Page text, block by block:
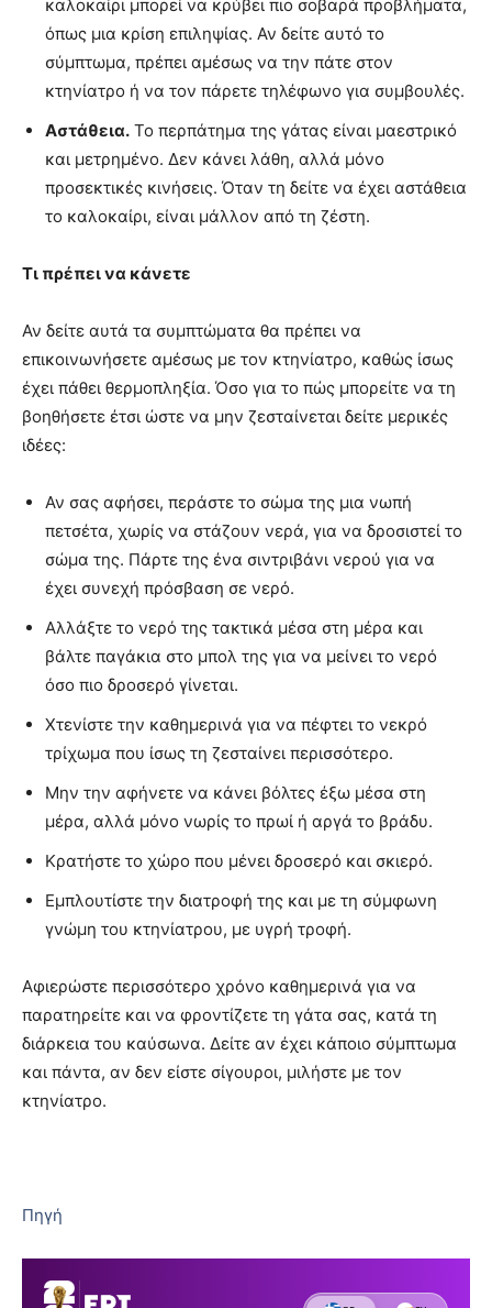
καλοκαίρι μπορεί να κρύβει πιο σοβαρά προβλήματα,
όπως μια κρίση επιληψίας. Αν δείτε αυτό το
σύμπτωμα, πρέπει αμέσως να την πάτε στον
κτηνίατρο ή να τον πάρετε τηλέφωνο για συμβουλές.
Αστάθεια. Το περπάτημα της γάτας είναι μαεστρικό
και μετρημένο. Δεν κάνει λάθη, αλλά μόνο
προσεκτικές κινήσεις. Όταν τη δείτε να έχει αστάθεια
το καλοκαίρι, είναι μάλλον από τη ζέστη.
Τι πρέπει να κάνετε
Αν δείτε αυτά τα συμπτώματα θα πρέπει να
επικοινωνήσετε αμέσως με τον κτηνίατρο, καθώς ίσως
έχει πάθει θερμοπληξία. Όσο για το πώς μπορείτε να τη
βοηθήσετε έτσι ώστε να μην ζεσταίνεται δείτε μερικές
ιδέες:
Αν σας αφήσει, περάστε το σώμα της μια νωπή
πετσέτα, χωρίς να στάζουν νερά, για να δροσιστεί το
σώμα της. Πάρτε της ένα σιντριβάνι νερού για να
έχει συνεχή πρόσβαση σε νερό.
Αλλάξτε το νερό της τακτικά μέσα στη μέρα και
βάλτε παγάκια στο μπολ της για να μείνει το νερό
όσο πιο δροσερό γίνεται.
Χτενίστε την καθημερινά για να πέφτει το νεκρό
τρίχωμα που ίσως τη ζεσταίνει περισσότερο.
Μην την αφήνετε να κάνει βόλτες έξω μέσα στη
μέρα, αλλά μόνο νωρίς το πρωί ή αργά το βράδυ.
Κρατήστε το χώρο που μένει δροσερό και σκιερό.
Εμπλουτίστε την διατροφή της και με τη σύμφωνη
γνώμη του κτηνίατρου, με υγρή τροφή.
Αφιερώστε περισσότερο χρόνο καθημερινά για να
παρατηρείτε και να φροντίζετε τη γάτα σας, κατά τη
διάρκεια του καύσωνα. Δείτε αν έχει κάποιο σύμπτωμα
και πάντα, αν δεν είστε σίγουροι, μιλήστε με τον
κτηνίατρο.
Πηγή